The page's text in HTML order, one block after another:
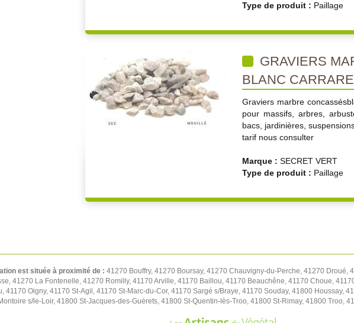
Type de produit : Paillage
GRAVIERS
BLANC CARRARE
Graviers marbre
pour massifs, arbres,
bacs, jardinières,
tarif nous consulter
Marque : SECRET VERT
Type de produit : Paillage
est située à proximité de : 41270 Bouffry, 41270 Boursay, 41270 Chauvigny-du-Perche, 41270 Droué,
41270 La Fontenelle, 41270 Romilly, 41170 Arville, 41170 Baillou, 41170 Beauchêne, 41170 Choue,
41170 Oigny, 41170 St-Agil, 41170 St-Marc-du-Cor, 41170 Sargé s/Braye, 41170 Souday, 41800 Houssay,
s/le-Loir, 41800 St-Jacques-des-Guérets, 41800 St-Quentin-lès-Troo, 41800 St-Rimay, 41800 Troo,